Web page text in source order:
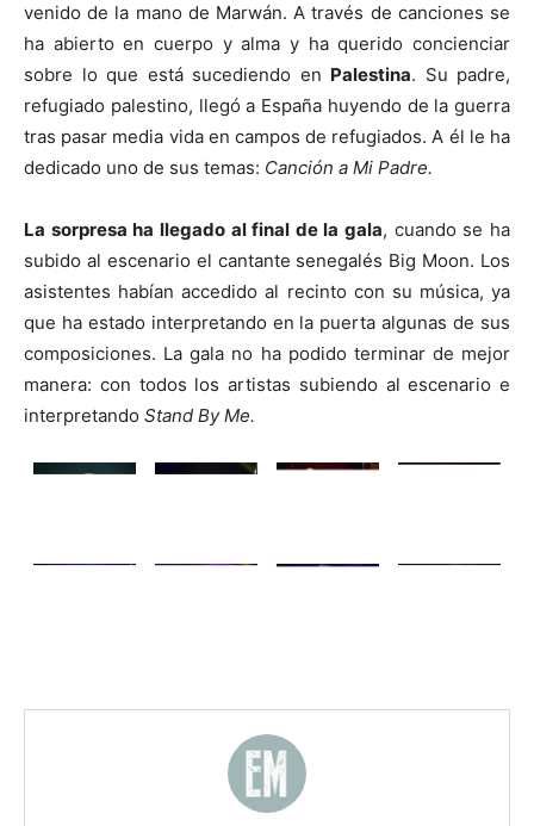
venido de la mano de Marwán. A través de canciones se
ha abierto en cuerpo y alma y ha querido concienciar
sobre lo que está sucediendo en Palestina. Su padre,
refugiado palestino, llegó a España huyendo de la guerra
tras pasar media vida en campos de refugiados. A él le ha
dedicado uno de sus temas: Canción a Mi Padre.
La sorpresa ha llegado al final de la gala, cuando se ha
subido al escenario el cantante senegalés Big Moon. Los
asistentes habían accedido al recinto con su música, ya
que ha estado interpretando en la puerta algunas de sus
composiciones. La gala no ha podido terminar de mejor
manera: con todos los artistas subiendo al escenario e
interpretando Stand By Me.